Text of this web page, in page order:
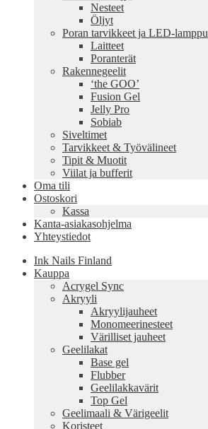
Nesteet
Öljyt
Poran tarvikkeet ja LED-lamppu
Laitteet
Poranterät
Rakennegeelit
‘the GOO’
Fusion Gel
Jelly Pro
Sobiab
Siveltimet
Tarvikkeet & Työvälineet
Tipit & Muotit
Viilat ja bufferit
Oma tili
Ostoskori
Kassa
Kanta-asiakasohjelma
Yhteystiedot
Ink Nails Finland
Kauppa
Acrygel Sync
Akryyli
Akryylijauheet
Monomeerinesteet
Värilliset jauheet
Geelilakat
Base gel
Flubber
Geelilakkavärit
Top Gel
Geelimaali & Värigeelit
Koristeet